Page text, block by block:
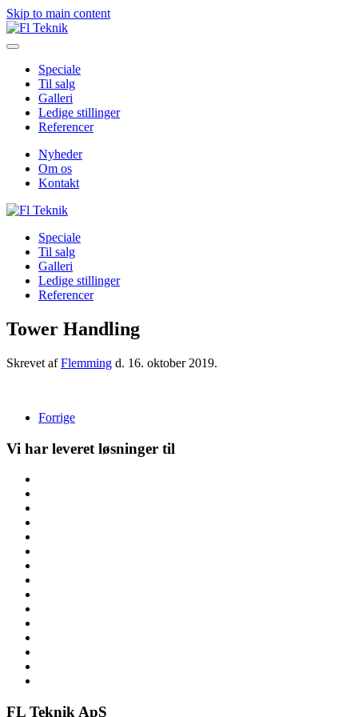
Skip to main content
Speciale
Til salg
Galleri
Ledige stillinger
Referencer
Nyheder
Om os
Kontakt
Speciale
Til salg
Galleri
Ledige stillinger
Referencer
Tower Handling
Skrevet afFlemming d. 16. oktober 2019.
Forrige
Vi har leveret løsninger til
FL Teknik ApS